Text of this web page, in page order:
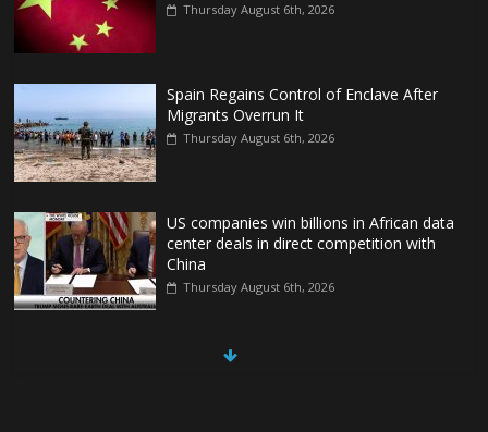
Thursday August 6th, 2026
Spain Regains Control of Enclave After
Migrants Overrun It
Thursday August 6th, 2026
US companies win billions in African data
center deals in direct competition with
China
Thursday August 6th, 2026
China, Russia, Iran and North Korea